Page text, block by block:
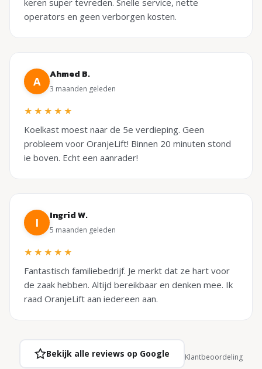
keren super tevreden. Snelle service, nette
operators en geen verborgen kosten.
A
Ahmed B.
3 maanden geleden
★★★★★
Koelkast moest naar de 5e verdieping. Geen
probleem voor OranjeLift! Binnen 20 minuten stond
ie boven. Echt een aanrader!
I
Ingrid W.
5 maanden geleden
★★★★★
Fantastisch familiebedrijf. Je merkt dat ze hart voor
de zaak hebben. Altijd bereikbaar en denken mee. Ik
raad OranjeLift aan iedereen aan.
Bekijk alle reviews op Google Klantbeoordeling